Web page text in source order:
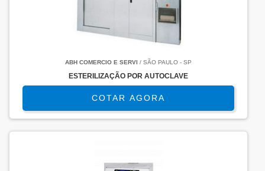
ABH COMERCIO E SERVI / SÃO PAULO - SP
ESTERILIZAÇÃO POR AUTOCLAVE
COTAR AGORA